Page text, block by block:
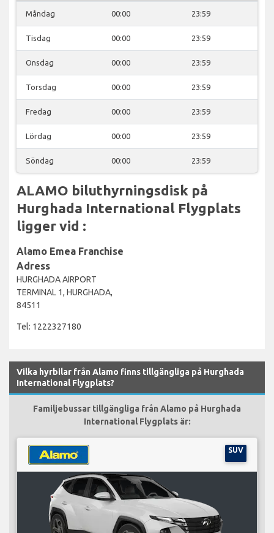
Måndag 00:00 23:59
Tisdag 00:00 23:59
Onsdag 00:00 23:59
Torsdag 00:00 23:59
Fredag 00:00 23:59
Lördag 00:00 23:59
Söndag 00:00 23:59
ALAMO biluthyrningsdisk på
Hurghada International Flygplats
ligger vid :
Alamo Emea Franchise
Adress
HURGHADA AIRPORT
TERMINAL 1, HURGHADA,
84511
Tel: 1222327180
Vilka hyrbilar från Alamo finns tillgängliga på Hurghada
International Flygplats?
Familjebussar tillgängliga från Alamo på Hurghada
International Flygplats är:
SUV